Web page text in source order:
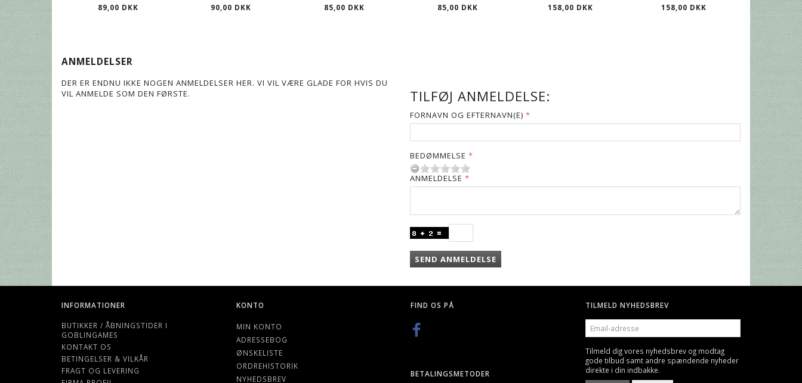
89,00 DKK 90,00 DKK 85,00 DKK 85,00 DKK 158,00 DKK
158,00 DKK
85,00
ANMELDELSER
DER ER ENDNU IKKE NOGEN ANMELDELSER HER. VI VIL VÆRE GLADE FOR HVIS DU
VIL ANMELDE SOM DEN FØRSTE.
TILFØJ ANMELDELSE:
FORNAVN OG EFTERNAVN(E)
BEDØMMELSE
ANMELDELSE
SEND ANMELDELSE
INFORMATIONER
BUTIKKER / ÅBNINGSTIDER I
GOBLINGAMES
KONTAKT OS
BETINGELSER & VILKÅR
FRAGT OG LEVERING
KONTO
MIN KONTO
ADRESSEBOG
ØNSKELISTE
ORDREHISTORIK
NYHEDSBREV
FIND OS PÅ
BETALINGSMETODER
TILMELD NYHEDSBREV
EMAIL-
ADRESSE
Tilmeld dig vores nyhedsbrev og modtag
gode tilbud samt andre spændende nyheder
direkte i din indbakke.